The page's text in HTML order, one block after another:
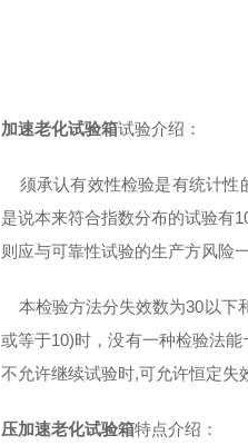
加速老化试验箱试验介绍：
须承认有效性检验是有统计性
是说本来符合指数分布的试验有
则应与可靠性试验的生产方风险
本检验方法分失效数为30以下
或等于10)时，没有一种检验法
不允许继续试验时,可允许恒定失
压加速老化试验箱特点介绍：